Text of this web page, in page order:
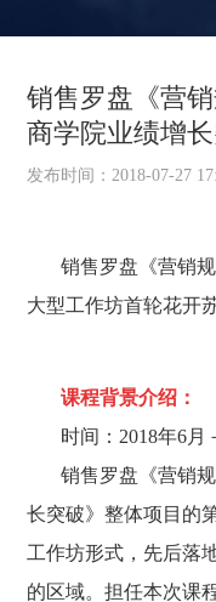
销售罗盘《营
商学院业绩增
发布时间：2018-07-27
销售罗盘《营销
大型工作坊首轮花开
课程背景介绍：
时间：2018年6月
销售罗盘《营销
长突破》整体项目的
工作坊形式，先后落
的区域。担任本次课